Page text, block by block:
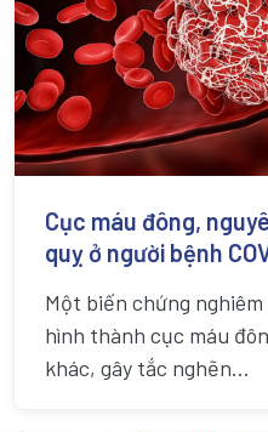
Cục máu đông,
quỵ ở người bệnh
Một biến chứng
hình thành cục máu
khác, gây tắc nghẽn...